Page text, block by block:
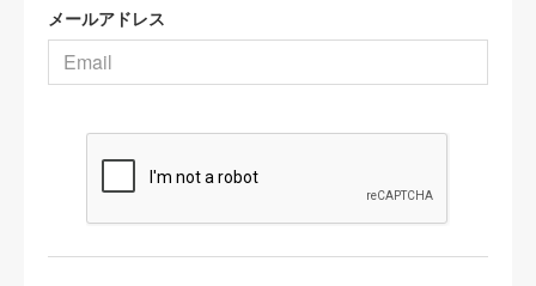
メールアドレス